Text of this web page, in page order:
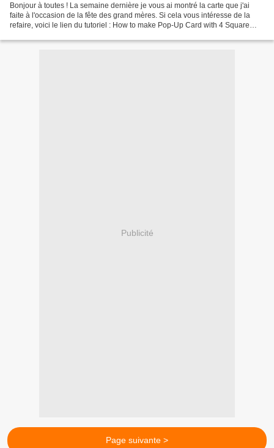
Bonjour à toutes ! La semaine dernière je vous ai montré la carte que j'ai
faite à l'occasion de la fête des grand mères. Si cela vous intéresse de la
refaire, voici le lien du tutoriel : How to make Pop-Up Card with 4 Square
Publicité
Page suivante >